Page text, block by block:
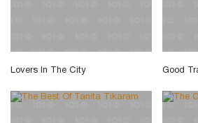
Lovers In The City Good